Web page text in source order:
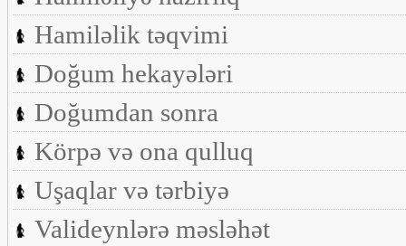
Hamiləlik təqvimi
Doğum hekayələri
Doğumdan sonra
Körpə və ona qulluq
Uşaqlar və tərbiyə
Valideynlərə məsləhət